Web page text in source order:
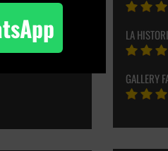
LA
GALLERY